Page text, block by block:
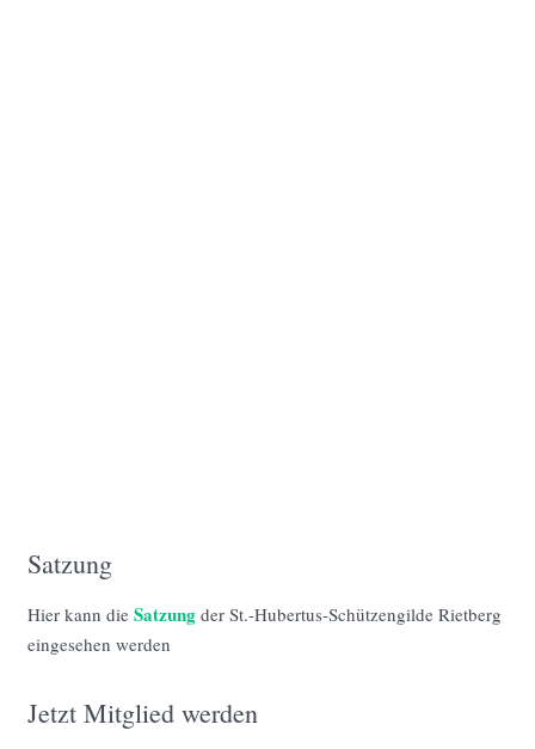
Satzung
Hier kann die Satzungder St.-Hubertus-Schützengilde Rietberg
eingesehen werden
Jetzt Mitglied werden